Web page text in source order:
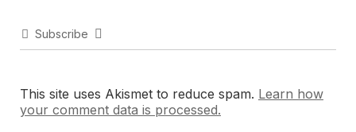
Subscribe
This site uses Akismet to reduce spam. Learn how
your comment data is processed.